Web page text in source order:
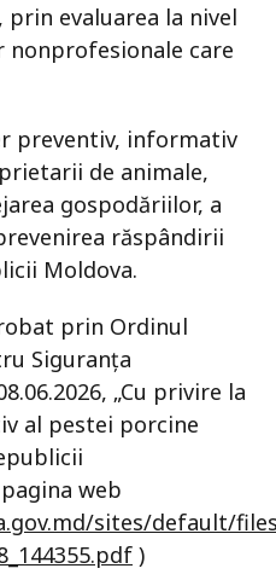
evaluarea la nivel
care
preventiv, informativ
de animale,
gospodăriilor, a
răspândirii
Moldova.
prin Ordinul
Siguranța
„Cu privire la
al pestei porcine
web
sites/default/
)